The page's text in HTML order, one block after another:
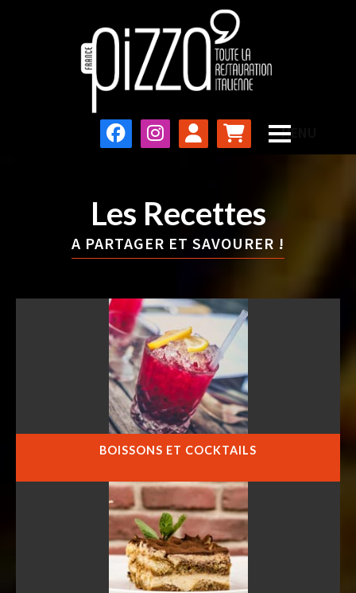
Les Recettes
A PARTAGER ET SAVOURER !
BOISSONS ET COCKTAILS